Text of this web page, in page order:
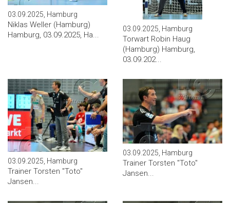
03.09.2025, Hamburg
Niklas Weller (Hamburg)
Hamburg, 03.09.2025, Ha...
03.09.2025, Hamburg
Torwart Robin Haug
(Hamburg) Hamburg,
03.09.202...
03.09.2025, Hamburg
Trainer Torsten ''Toto''
Jansen...
03.09.2025, Hamburg
Trainer Torsten ''Toto''
Jansen...